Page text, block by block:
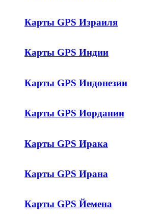
Карты GPS Израиля
Карты GPS Индии
Карты GPS Индонезии
Карты GPS Иордании
Карты GPS Ирака
Карты GPS Ирана
Карты GPS Йемена